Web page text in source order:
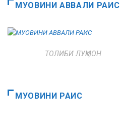
МУОВИНИ АВВАЛИ РАИС
ТОЛИБИ ЛУҚМОН
МУОВИНИ РАИС